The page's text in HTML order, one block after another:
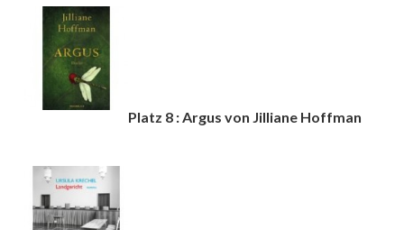
Platz 8 : Argus von Jilliane Hoffman